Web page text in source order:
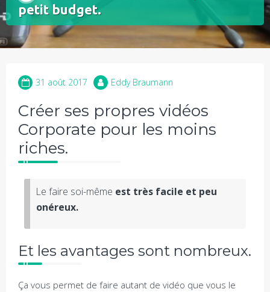
petit budget.
31 août 2017 Eddy Braumann
Créer ses propres vidéos
Corporate pour les moins
riches.
Le faire soi-même est très facile et peu
onéreux.
Et les avantages sont nombreux.
Ça vous permet de faire autant de vidéo que vous le